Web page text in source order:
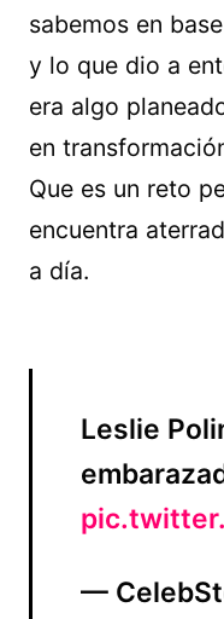
sabemos en
y lo que dio a
era algo
en
Que es un reto
encuentra
a día.
Leslie
—